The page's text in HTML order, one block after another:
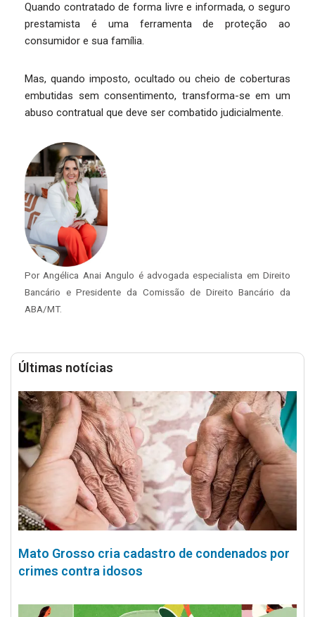
Quando contratado de forma livre e informada, o seguro
prestamista é uma ferramenta de proteção ao
consumidor e sua família.
Mas, quando imposto, ocultado ou cheio de coberturas
embutidas sem consentimento, transforma-se em um
abuso contratual que deve ser combatido judicialmente.
Por Angélica Anai Angulo é advogada especialista em Direito
Bancário e Presidente da Comissão de Direito Bancário da
ABA/MT.
Últimas notícias
Mato Grosso cria cadastro de condenados por
crimes contra idosos